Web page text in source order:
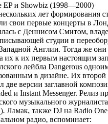
EP и Showbiz (1998—2000)
лет формирования
свои первые концерты в
с Деннисом Смитом,
студии в
Англии. Тогда же они
их к их первым настоящим
лейбла Dangerous
в дизайне. Их второй
две версии заглавной
и Instant Messenger. Релиз
музыкального
Ламак, также DJ на Radio
радио, вспоминает: